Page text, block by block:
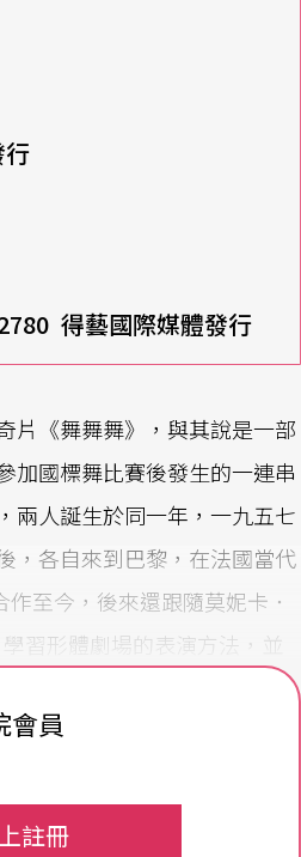
得藝國際媒體發行
片《舞舞舞》，與其說是一部
加國標舞比賽後發生的一連串
兩人誕生於同一年，一九五七
，各自來到巴黎，在法國當代
至今，後來還跟隨莫妮卡．
習形體劇場的表演方法，並
劇團長馬照琪也從賈克．樂
以盡情地欣賞，充滿著芬蘭
多橋段的設計，也與當代舞
會員
註冊